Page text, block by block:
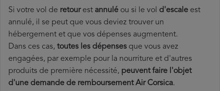
Si votre vol de retourest annulé ou si le vol d'escale est
annulé, il se peut que vous deviez trouver un
hébergement et que vos dépenses augmentent.
Dans ces cas, toutes les dépenses que vous avez
engagées, par exemple pour la nourriture et d'autres
produits de première nécessité, peuvent faire l'objet
d'une demande de remboursement Air Corsica.